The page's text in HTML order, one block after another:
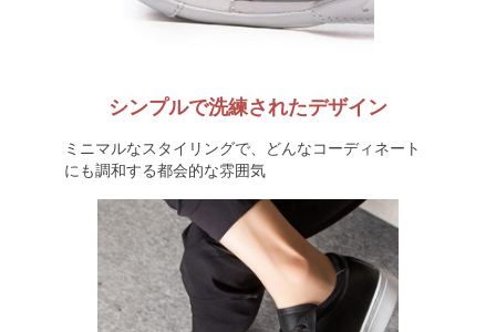
シンプルで洗練されたデザイン
ミニマルなスタイリングで、どんなコーディネート
にも調和する都会的な雰囲気